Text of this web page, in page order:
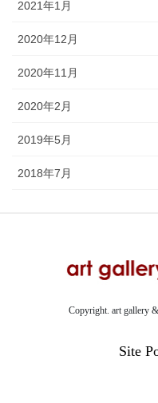
2021年1月
2020年12月
2020年11月
2020年2月
2019年5月
2018年7月
Copyright. art gallery
Site